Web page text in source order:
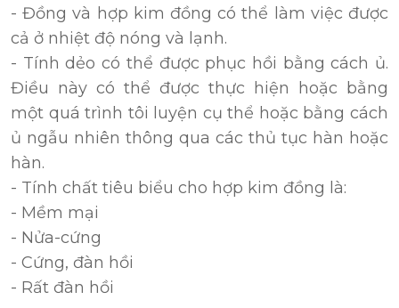
- Đồng và hợp kim đồng có thể làm việc được
cả ở nhiệt độ nóng và lạnh.
- Tính dẻo có thể được phục hồi bằng cách ủ.
Điều này có thể được thực hiện hoặc bằng
một quá trình tôi luyện cụ thể hoặc bằng cách
ủ ngẫu nhiên thông qua các thủ tục hàn hoặc
hàn.
- Tính chất tiêu biểu cho hợp kim đồng là:
- Mềm mại
- Nửa-cứng
- Cứng, đàn hồi
- Rất đàn hồi